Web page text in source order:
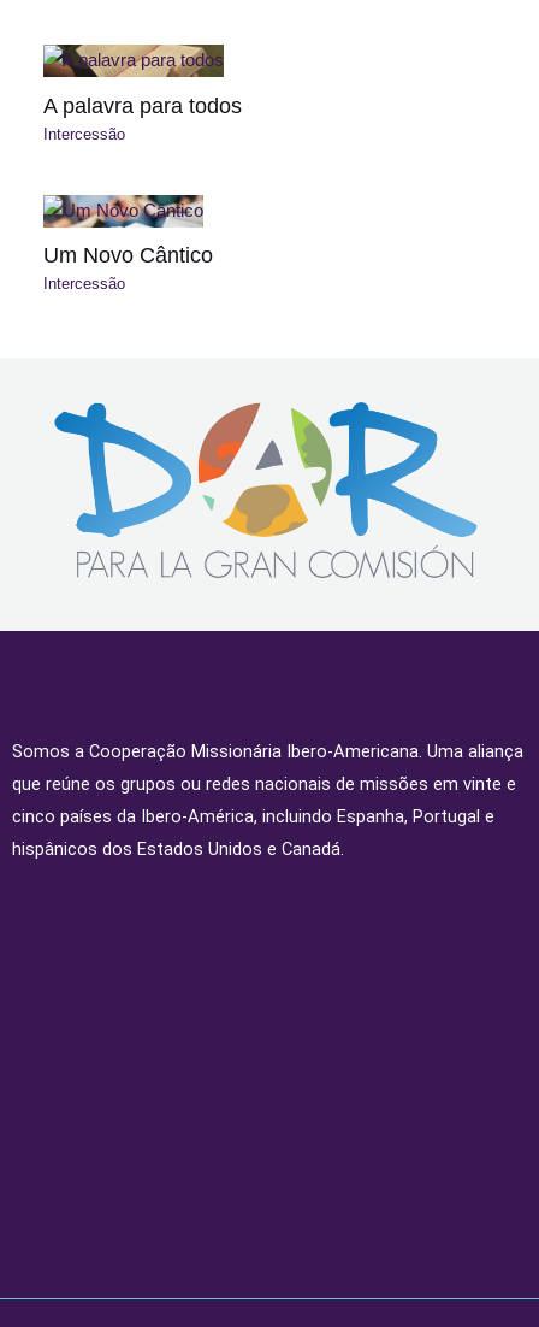
A palavra para todos
Intercessão
Um Novo Cântico
Intercessão
Somos a Cooperação Missionária Ibero-Americana. Uma aliança
que reúne os grupos ou redes nacionais de missões em vinte e
cinco países da Ibero-América, incluindo Espanha, Portugal e
hispânicos dos Estados Unidos e Canadá.